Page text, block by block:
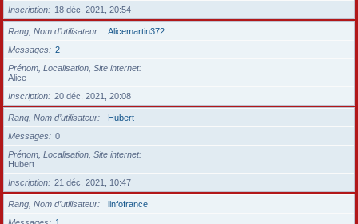
Inscription
18 déc. 2021, 20:54
Rang, Nom d’utilisateur
Alicemartin372
Messages
2
Prénom, Localisation, Site internet
Alice
Inscription
20 déc. 2021, 20:08
Rang, Nom d’utilisateur
Hubert
Messages
0
Prénom, Localisation, Site internet
Hubert
Inscription
21 déc. 2021, 10:47
Rang, Nom d’utilisateur
iinfofrance